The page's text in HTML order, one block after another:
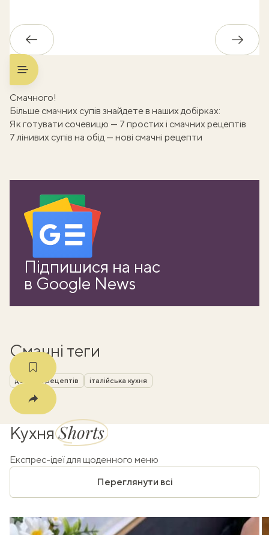
Назад
Смачного!
Більше смачних супів знайдете в наших добірках:
Як готувати сочевицю — 7 простих і смачних рецептів
7 лінивих супів на обід — нові смачні рецепти
Підпишися на нас
в Google News
Смачні теги
добірки рецептів італійська кухня
КухняShorts
Експрес-ідеї для щоденного меню
Переглянути всі